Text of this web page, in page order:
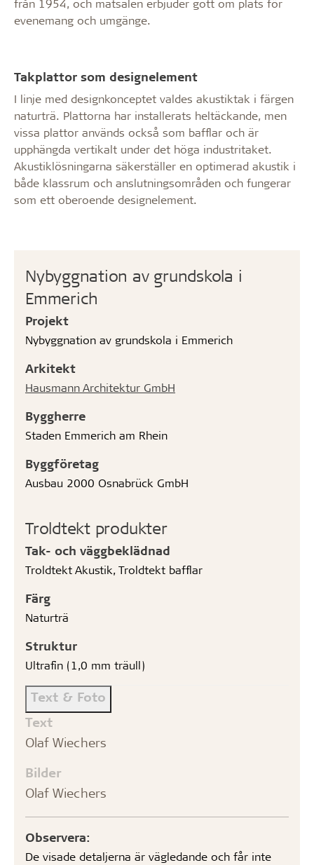
Nybyggnation av grundskola i
Emmerich
Projekt
Nybyggnation av grundskola i Emmerich
Arkitekt
Hausmann Architektur GmbH
Byggherre
Staden Emmerich am Rhein
Byggföretag
Ausbau 2000 Osnabrück GmbH
Troldtekt produkter
Tak- och väggbeklädnad
Troldtekt Akustik, Troldtekt bafflar
Färg
Naturträ
Struktur
Ultrafin (1,0 mm träull)
Text & Foto
Text
Olaf Wiechers
Bilder
Olaf Wiechers
Observera:
De visade detaljerna är vägledande och får inte
från 1954, och matsalen erbjuder gott om plats för
evenemang och umgänge.
Takplattor som designelement
I linje med designkonceptet valdes akustiktak i färgen
naturträ. Plattorna har installerats heltäckande, men
vissa plattor används också som bafflar och är
upphängda vertikalt under det höga industritaket.
Akustiklösningarna säkerställer en optimerad akustik i
både klassrum och anslutningsområden och fungerar
som ett oberoende designelement.